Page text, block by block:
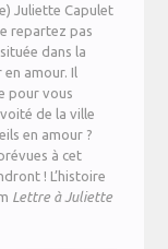
Juliette Capulet
repartez pas
dans la
amour. Il
pour vous
de la ville
en amour ?
à cet
! L’histoire
Lettre à Juliette